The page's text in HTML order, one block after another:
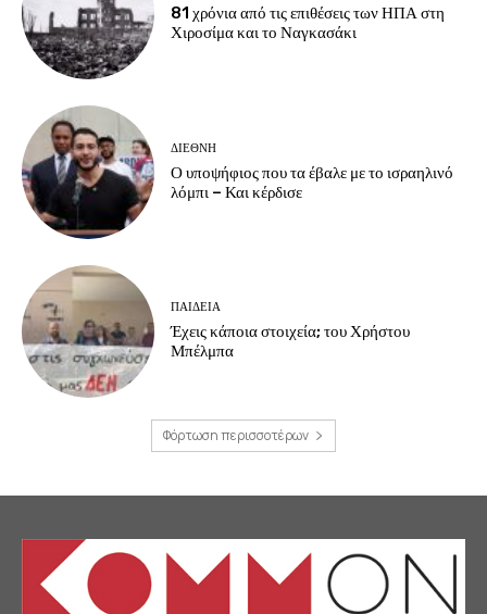
81 χρόνια από τις επιθέσεις των ΗΠΑ στη
Χιροσίμα και το Ναγκασάκι
ΔΙΕΘΝΗ
Ο υποψήφιος που τα έβαλε με το ισραηλινό
λόμπι – Και κέρδισε
ΠΑΙΔΕΙΑ
Έχεις κάποια στοιχεία; του Χρήστου
Μπέλμπα
Φόρτωση περισσοτέρων